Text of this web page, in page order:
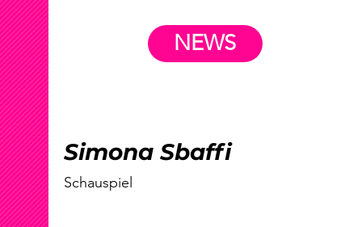
NEWS
Simona Sbaffi
Schauspiel